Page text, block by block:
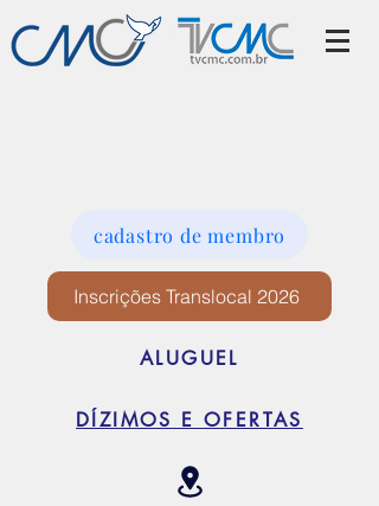
cadastro de membro
Inscrições Translocal 2026
ALUGUEL
DÍZIMOS E OFERTAS